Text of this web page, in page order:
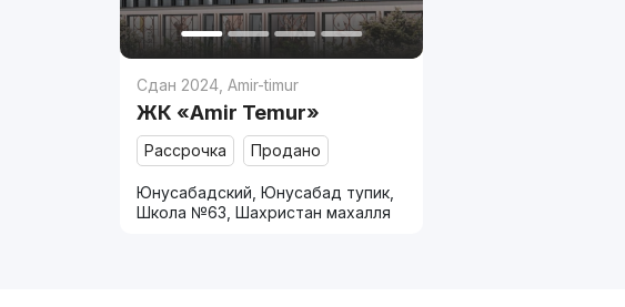
Сдан 2024 ,Amir-timur
ЖК «Amir Temur»
Рассрочка Продано
Юнусабадский, Юнусабад тупик,
Школа №63, Шахристан махалля